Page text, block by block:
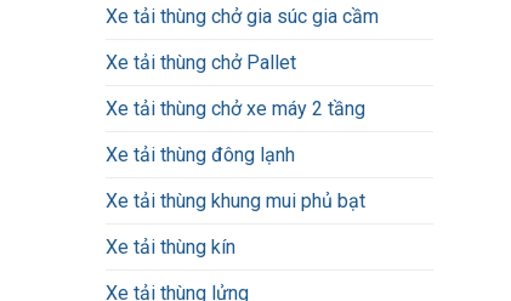
Xe tải thùng chở gia súc gia cầm
Xe tải thùng chở Pallet
Xe tải thùng chở xe máy 2 tầng
Xe tải thùng đông lạnh
Xe tải thùng khung mui phủ bạt
Xe tải thùng kín
Xe tải thùng lửng